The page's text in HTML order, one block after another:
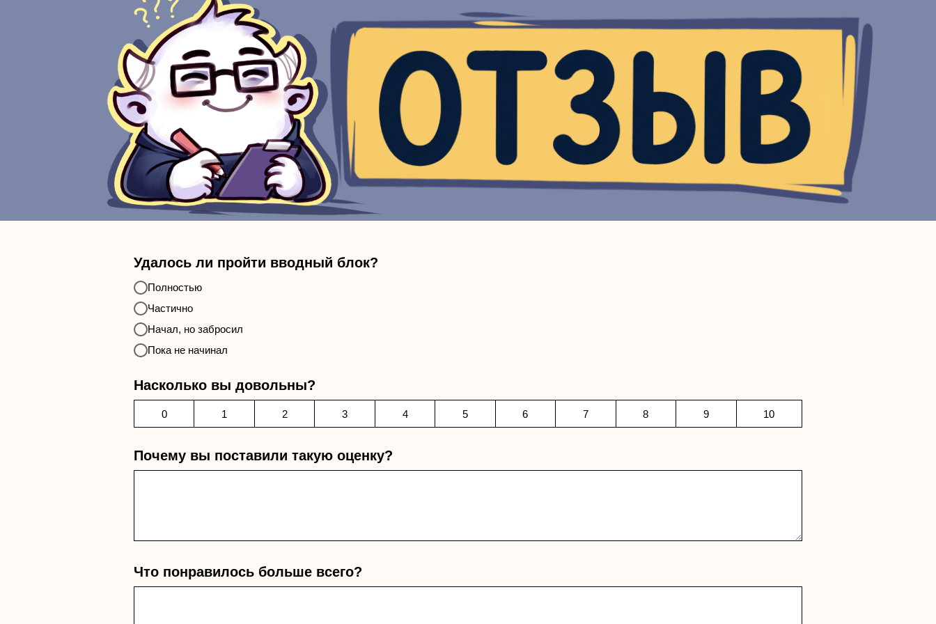
Удалось ли пройти вводный блок?
Полностью
Частично
Начал, но забросил
Пока не начинал
Насколько вы довольны?
0 1 2 3 4 5 6 7 8 9 10
Почему вы поставили такую оценку?
Что понравилось больше всего?